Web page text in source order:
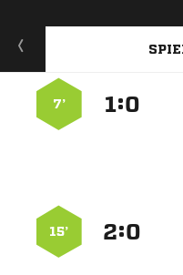
:
7’
:
15’